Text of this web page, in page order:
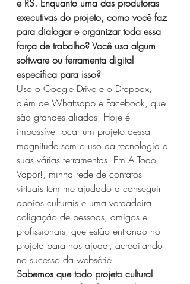
e RS. Enquanto uma das produtoras
executivas do projeto, como você faz
para dialogar e organizar toda essa
força de trabalho? Você usa algum
software ou ferramenta digital
específica para isso?
Uso o Google Drive e o Dropbox,
além de Whattsapp e Facebook, que
são grandes aliados. Hoje é
impossível tocar um projeto dessa
magnitude sem o uso da tecnologia e
suas várias ferramentas. Em A Todo
Vapor!, minha rede de contatos
virtuais tem me ajudado a conseguir
apoios culturais e uma verdadeira
coligação de pessoas, amigos e
profissionais, que estão entrando no
projeto para nos ajudar, acreditando
no sucesso da websérie.
Sabemos que todo projeto cultural